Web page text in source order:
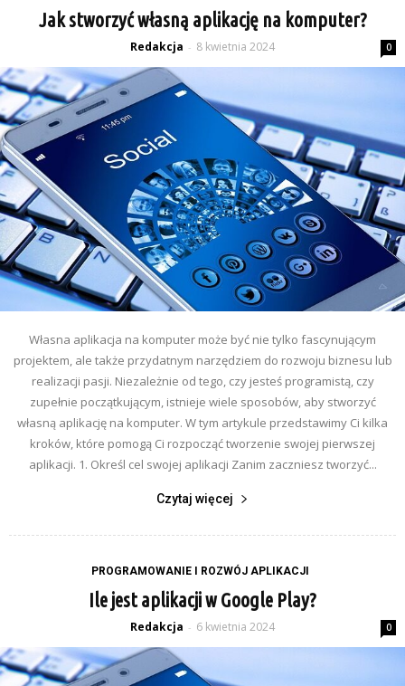
Jak stworzyć własną aplikację na komputer?
Redakcja - 8 kwietnia 2024 0
Własna aplikacja na komputer może być nie tylko fascynującym
projektem, ale także przydatnym narzędziem do rozwoju biznesu lub
realizacji pasji. Niezależnie od tego, czy jesteś programistą, czy
zupełnie początkującym, istnieje wiele sposobów, aby stworzyć
własną aplikację na komputer. W tym artykule przedstawimy Ci kilka
kroków, które pomogą Ci rozpocząć tworzenie swojej pierwszej
aplikacji. 1. Określ cel swojej aplikacji Zanim zaczniesz tworzyć...
Czytaj więcej
PROGRAMOWANIE I ROZWÓJ APLIKACJI
Ile jest aplikacji w Google Play?
Redakcja - 6 kwietnia 2024 0